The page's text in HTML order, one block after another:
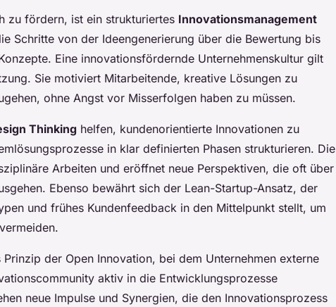
zu fördern, ist ein strukturiertes Innovationsmanagement
Schritte von der Ideengenerierung über die Bewertung bis
Eine innovationsfördernde Unternehmenskultur gilt
Sie motiviert Mitarbeitende, kreative Lösungen zu
ohne Angst vor Misserfolgen haben zu müssen.
Thinking helfen, kundenorientierte Innovationen zu
in klar definierten Phasen strukturieren. Die
Arbeiten und eröffnet neue Perspektiven, die oft über
Ebenso bewährt sich der Lean-Startup-Ansatz, der
und frühes Kundenfeedback in den Mittelpunkt stellt, um
der Open Innovation, bei dem Unternehmen externe
aktiv in die Entwicklungsprozesse
neue Impulse und Synergien, die den Innovationsprozess